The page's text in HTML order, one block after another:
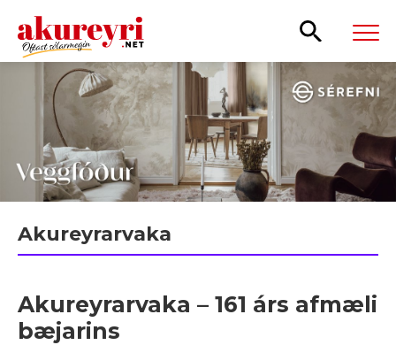
Leita
Akureyrarvaka
Akureyrarvaka – 161 árs afmæli
bæjarins